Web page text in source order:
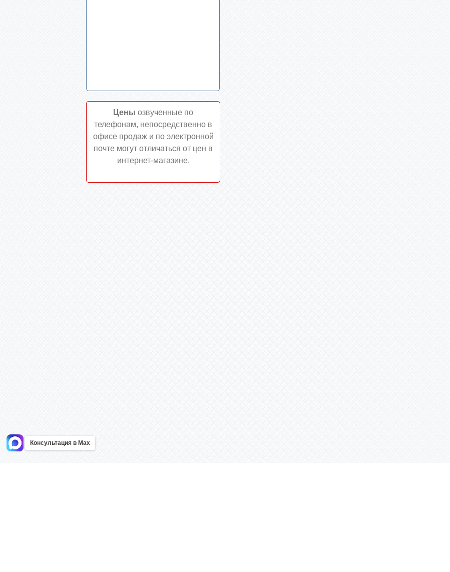
Цены озвученные по
телефонам, непосредственно в
офисе продаж и по электронной
почте могут отличаться от цен в
интернет-магазине.
Консультация в Max